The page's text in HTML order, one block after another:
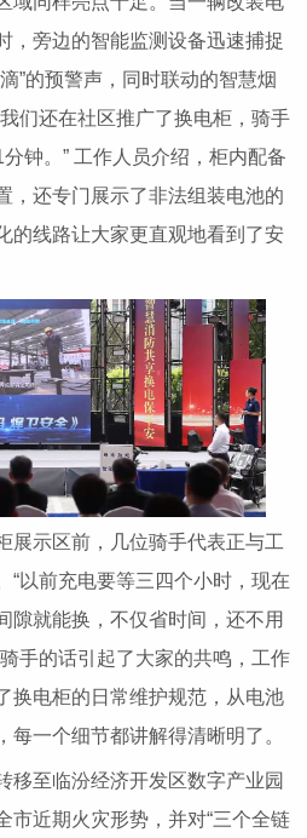
，旁边的智能监测设备迅速捕捉
”的预警声，同时联动的智慧烟
们还在社区推广了换电柜，骑手
钟。” 工作人员介绍，柜内配备
，还专门展示了非法组装电池的
的线路让大家更直观地看到了安
展示区前，几位骑手代表正与工
“以前充电要等三四个小时，现在
隙就能换，不仅省时间，还不用
手的话引起了大家的共鸣，工作
换电柜的日常维护规范，从电池
每一个细节都讲解得清晰明了。
移至临汾经济开发区数字产业园
市近期火灾形势，并对“三个全链